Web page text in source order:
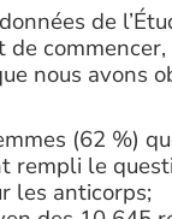
de
commencer,
nous avons
(62 %)
rempli le
les anticorps;